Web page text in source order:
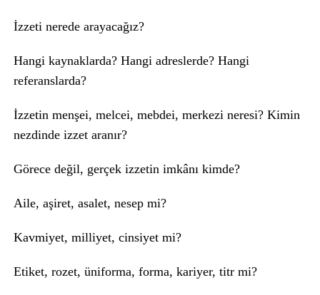
İzzeti nerede arayacağız?
Hangi kaynaklarda? Hangi adreslerde? Hangi
referanslarda?
İzzetin menşei, melcei, mebdei, merkezi neresi? Kimin
nezdinde izzet aranır?
Görece değil, gerçek izzetin imkânı kimde?
Aile, aşiret, asalet, nesep mi?
Kavmiyet, milliyet, cinsiyet mi?
Etiket, rozet, üniforma, forma, kariyer, titr mi?